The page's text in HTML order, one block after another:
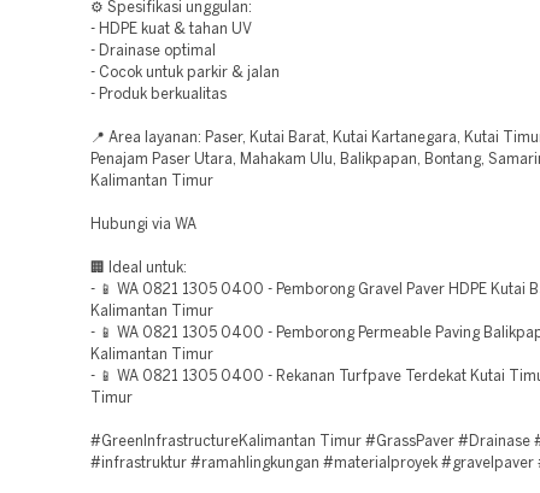
⚙️ Spesifikasi unggulan:
- HDPE kuat & tahan UV
- Drainase optimal
- Cocok untuk parkir & jalan
- Produk berkualitas
📍 Area layanan: Paser, Kutai Barat, Kutai Kartanegara, Kutai
Penajam Paser Utara, Mahakam Ulu, Balikpapan, Bontang,
Kalimantan Timur
Hubungi via WA
🏢 Ideal untuk:
- 📱 WA 0821 1305 0400 - Pemborong Gravel Paver HDPE Kutai
Kalimantan Timur
- 📱 WA 0821 1305 0400 - Pemborong Permeable Paving
Kalimantan Timur
- 📱 WA 0821 1305 0400 - Rekanan Turfpave Terdekat Kutai
Timur
#GreenInfrastructureKalimantan Timur #GrassPaver #Drainase
#infrastruktur #ramahlingkungan #materialproyek #gravelpaver